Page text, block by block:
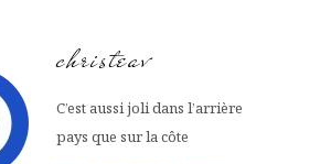
christeav
C’est aussi joli dans l’arrière
pays que sur la côte